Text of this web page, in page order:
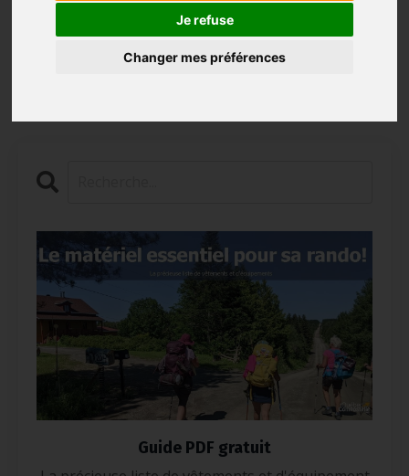
Je refuse
Changer mes préférences
veut en faire profiter les autres mères qui, comme
elle, ont de l’éner...
Guide PDF gratuit